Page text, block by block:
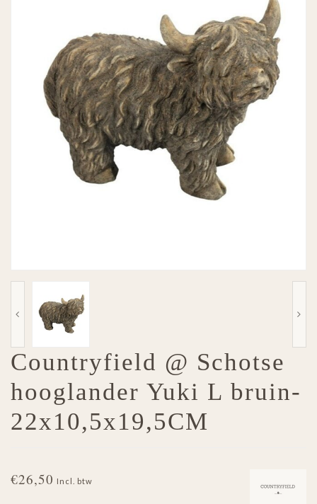
Countryfield @ Schotse
hooglander Yuki L bruin-
22x10,5x19,5CM
€26,50 Incl. btw